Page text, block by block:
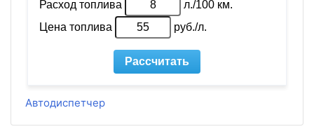
Автодиспетчер